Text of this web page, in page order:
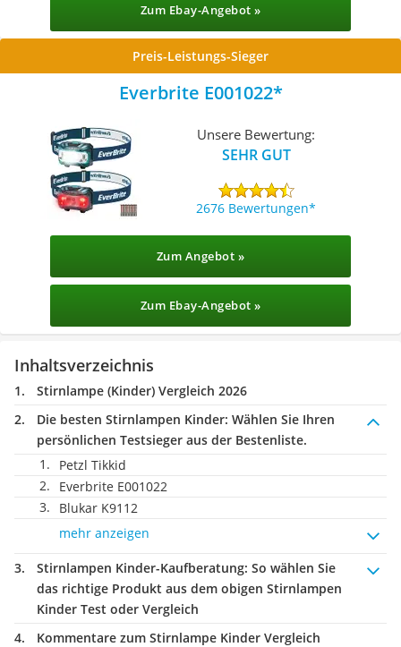
Zum Ebay-Angebot »
Preis-Leistungs-Sieger
Everbrite E001022
Unsere Bewertung:
SEHR GUT
2676 Bewertungen
Zum Angebot »
Zum Ebay-Angebot »
Inhaltsverzeichnis
Stirnlampe (Kinder) Vergleich 2026
Die besten Stirnlampen Kinder: Wählen Sie Ihren
persönlichen Testsieger aus der Bestenliste.
Petzl Tikkid
Everbrite E001022
Blukar K9112
mehr anzeigen
Stirnlampen Kinder-Kaufberatung: So wählen Sie
das richtige Produkt aus dem obigen Stirnlampen
Kinder Test oder Vergleich
Kommentare zum Stirnlampe Kinder Vergleich